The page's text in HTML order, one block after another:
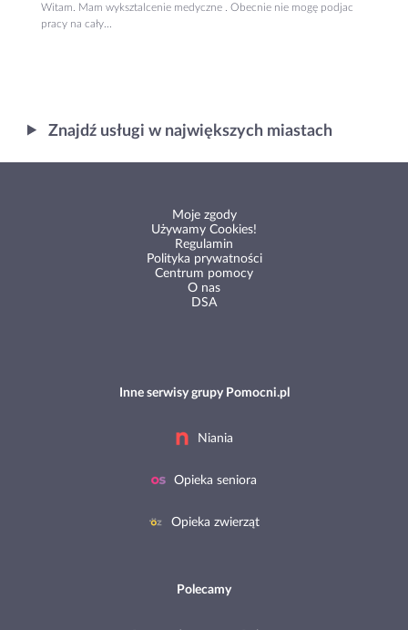
Witam. Mam wyksztalcenie medyczne . Obecnie nie mogę podjac
pracy na cały...
Znajdź usługi w największych miastach
Moje zgody
Używamy Cookies!
Regulamin
Polityka prywatności
Centrum pomocy
O nas
DSA
Inne serwisy grupy Pomocni.pl
Niania
Opieka seniora
Opieka zwierząt
Polecamy